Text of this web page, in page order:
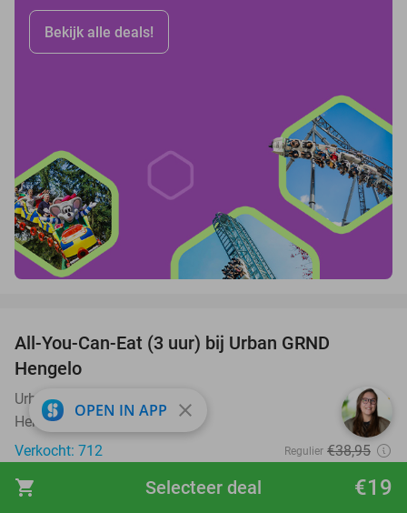
shopping_cart €19
Selecteer deal
Bekijk alle deals!
All-You-Can-Eat (3 uur) bij Urban GRND
Hengelo
Urban GRND Hengelo 9.2star
Hengelo
Verkocht: 712
Regulier €38,95
€31,95
OPEN IN APP close